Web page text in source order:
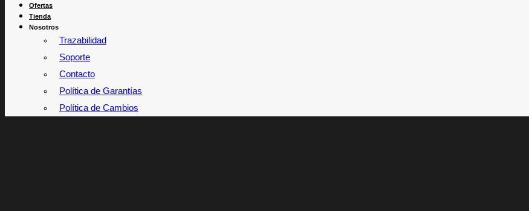
Ofertas
Tienda
Nosotros
Trazabilidad
Soporte
Contacto
Política de Garantías
Política de Cambios